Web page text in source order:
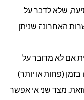
שלא לדבר על
האחרונה שניתן
אם לא מדובר על
(פחות או יותר)
מצד שני אי אפשר